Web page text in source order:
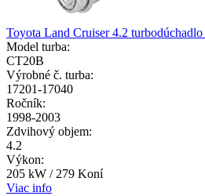
Toyota Land Cruiser 4.2
Model turba:
CT20B
Výrobné č. turba:
17201-17040
Ročník:
1998-2003
Zdvihový objem:
4.2
Výkon:
205 kW / 279 Koní
Viac info